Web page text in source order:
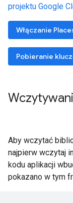
projektu Google
Włączanie
Pobieranie
Aby wczytać
najpierw wczytaj
kodu aplikacji
pokazano w tym